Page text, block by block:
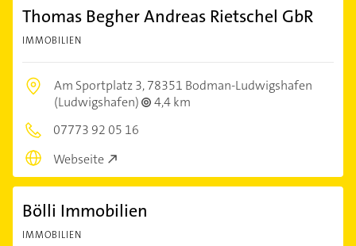
Thomas Begher Andreas Rietschel GbR
IMMOBILIEN
Am Sportplatz 3,78351 Bodman-Ludwigshafen
(Ludwigshafen)
4,4 km
07773 92 05 16
Webseite
Bölli Immobilien
IMMOBILIEN